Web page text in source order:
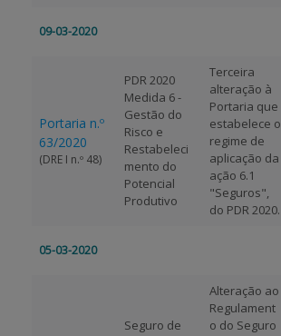
09-03-2020
Portaria n.º
63/2020
(DRE I n.º 48)
PDR 2020
Medida 6 -
Gestão do
Risco e
Restabeleci
mento do
Potencial
Produtivo
Terceira
alteração à
Portaria que
estabelece o
regime de
aplicação da
ação 6.1
"Seguros",
do PDR 2020.
05-03-2020
Seguro de
Alteração ao
Regulament
o do Seguro